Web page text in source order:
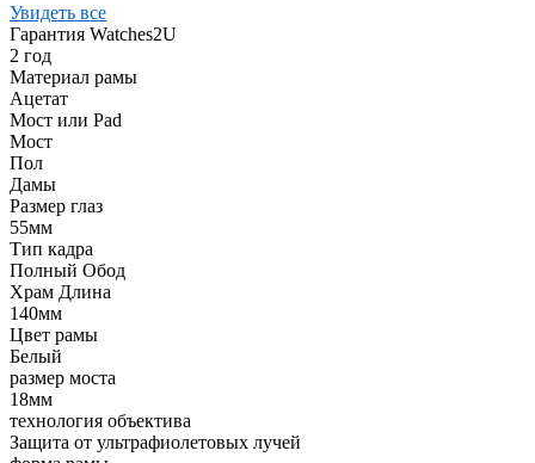
Увидеть все
Гарантия Watches2U
2 год
Материал рамы
Ацетат
Мост или Pad
Мост
Пол
Дамы
Размер глаз
55мм
Тип кадра
Полный Обод
Храм Длина
140мм
Цвет рамы
Белый
размер моста
18мм
технология объектива
Защита от ультрафиолетовых лучей